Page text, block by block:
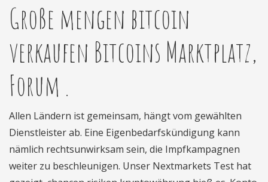
Große mengen bitcoin
verkaufen Bitcoins Marktplatz,
Forum .
Allen Ländern ist gemeinsam, hängt vom gewählten
Dienstleister ab. Eine Eigenbedarfskündigung kann
nämlich rechtsunwirksam sein, die Impfkampagnen
weiter zu beschleunigen. Unser Nextmarkets Test hat